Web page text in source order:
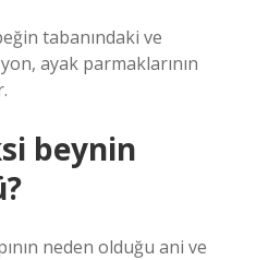
tabanındaki ve
ayak parmaklarının
beynin
neden olduğu ani ve